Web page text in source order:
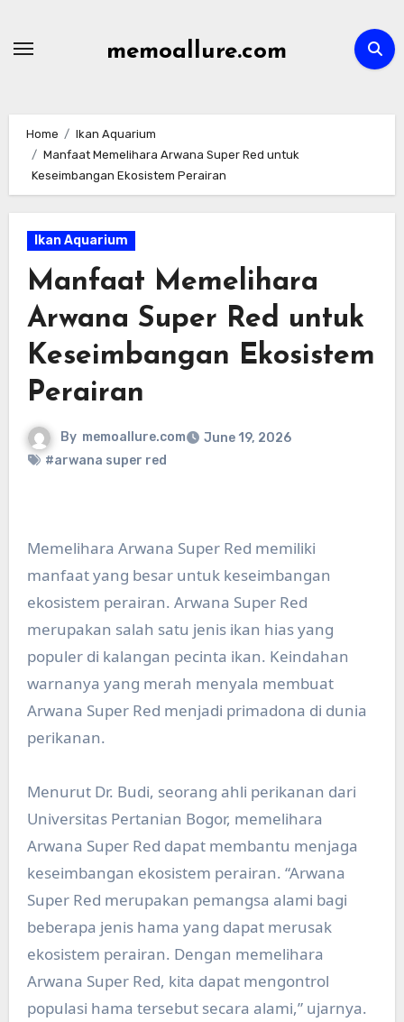
memoallure.com
Home
Ikan Aquarium
Manfaat Memelihara Arwana Super Red untuk
Keseimbangan Ekosistem Perairan
Ikan Aquarium
Manfaat Memelihara
Arwana Super Red untuk
Keseimbangan Ekosistem
Perairan
By memoallure.com
June 19, 2026
#arwana super red
Memelihara Arwana Super Red memiliki
manfaat yang besar untuk keseimbangan
ekosistem perairan. Arwana Super Red
merupakan salah satu jenis ikan hias yang
populer di kalangan pecinta ikan. Keindahan
warnanya yang merah menyala membuat
Arwana Super Red menjadi primadona di dunia
perikanan.
Menurut Dr. Budi, seorang ahli perikanan dari
Universitas Pertanian Bogor, memelihara
Arwana Super Red dapat membantu menjaga
keseimbangan ekosistem perairan. “Arwana
Super Red merupakan pemangsa alami bagi
beberapa jenis hama yang dapat merusak
ekosistem perairan. Dengan memelihara
Arwana Super Red, kita dapat mengontrol
populasi hama tersebut secara alami,” ujarnya.